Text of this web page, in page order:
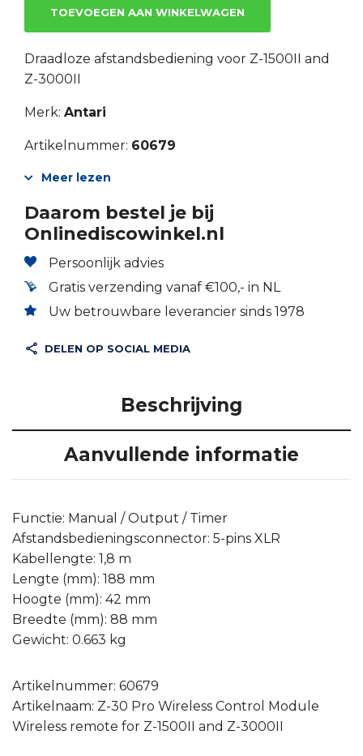
TOEVOEGEN AAN WINKELWAGEN
Draadloze afstandsbediening voor Z-1500II and
Z-3000II
Merk: Antari
Artikelnummer: 60679
Meer lezen
Daarom bestel je bij
Onlinediscowinkel.nl
Persoonlijk advies
Gratis verzending vanaf €100,- in NL
Uw betrouwbare leverancier sinds 1978
DELEN OP SOCIAL MEDIA
Beschrijving
Aanvullende informatie
Functie: Manual / Output / Timer
Afstandsbedieningsconnector: 5-pins XLR
Kabellengte: 1,8 m
Lengte (mm): 188 mm
Hoogte (mm): 42 mm
Breedte (mm): 88 mm
Gewicht: 0.663 kg
Artikelnummer: 60679
Artikelnaam: Z-30 Pro Wireless Control Module
Wireless remote for Z-1500II and Z-3000II